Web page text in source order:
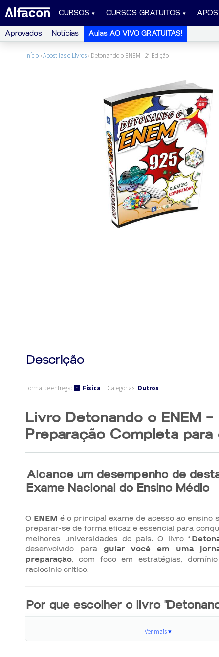
CURSOS CURSOS GRATUITOS
Aprovados Notícias Aulas AO VIVO GRATUITAS!
Início ›Apostilas e Livros › Detonando o ENEM - 2ª Edição
Descrição
Forma de entrega: Física Categorias: Outros
Livro Detonando o ENEM –
Preparação Completa para
Alcance um desempenho de
Exame Nacional do Ensino Médio
O ENEM é o principal exame de acesso ao ensino
preparar-se de forma eficaz é essencial para
melhores universidades do país. O livro
desenvolvido para guiar você em uma
preparação, com foco em estratégias,
raciocínio crítico.
Por que escolher o livro
Este material foi elaborado com uma linguagem
Ver mais ▾